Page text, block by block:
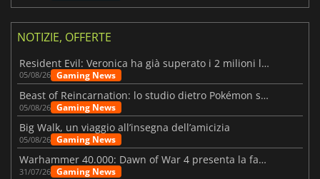
NOTIZIE, OFFERTE
Resident Evil: Veronica ha già superato i 2 milioni liste dei desideri
05/08/26 Gaming News
Beast of Reincarnation: lo studio dietro Pokémon su una nuova strada
05/08/26 Gaming News
Big Walk, un viaggio all’insegna dell’amicizia
05/08/26 Gaming News
Warhammer 40.000: Dawn of War 4 presenta la fazione dei Necron
31/07/26 Gaming News